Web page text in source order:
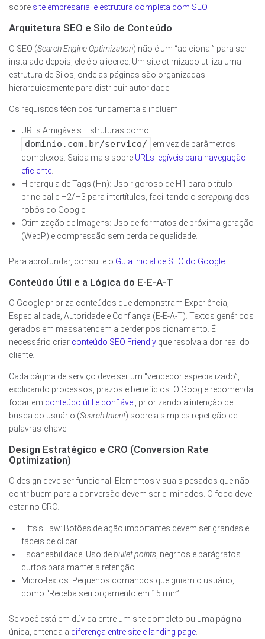
sobre site empresarial e estrutura completa com SEO.
Arquitetura SEO e Silo de Conteúdo
O SEO (Search Engine Optimization) não é um “adicional” para ser
instalado depois; ele é o alicerce. Um site otimizado utiliza uma
estrutura de Silos, onde as páginas são organizadas
hierarquicamente para distribuir autoridade.
Os requisitos técnicos fundamentais incluem:
URLs Amigáveis: Estruturas como
dominio.com.br/servico/
em vez de parâmetros
complexos. Saiba mais sobre URLs legíveis para navegação
eficiente.
Hierarquia de Tags (Hn): Uso rigoroso de H1 para o título
principal e H2/H3 para intertítulos, facilitando o scrapping dos
robôs do Google.
Otimização de Imagens: Uso de formatos de próxima geração
(WebP) e compressão sem perda de qualidade.
Para aprofundar, consulte o Guia Inicial de SEO do Google.
Conteúdo Útil e a Lógica do E-E-A-T
O Google prioriza conteúdos que demonstram Experiência,
Especialidade, Autoridade e Confiança (E-E-A-T). Textos genéricos
gerados em massa tendem a perder posicionamento. É
necessário criar conteúdo SEO Friendly que resolva a dor real do
cliente.
Cada página de serviço deve ser um “vendedor especializado”,
explicando processos, prazos e benefícios. O Google recomenda
focar em conteúdo útil e confiável , priorizando a intenção de
busca do usuário (Search Intent) sobre a simples repetição de
palavras-chave.
Design Estratégico e CRO (Conversion Rate
Optimization)
O design deve ser funcional. Elementos visuais pesados que não
contribuem para a conversão devem ser eliminados. O foco deve
estar no CRO.
Fitts’s Law: Botões de ação importantes devem ser grandes e
fáceis de clicar.
Escaneabilidade: Uso debullet points, negritos e parágrafos
curtos para manter a retenção.
Micro-textos: Pequenos comandos que guiam o usuário,
como “Receba seu orçamento em 15 min”.
Se você está em dúvida entre um site completo ou uma página
única, entenda a diferença entre site e landing page.